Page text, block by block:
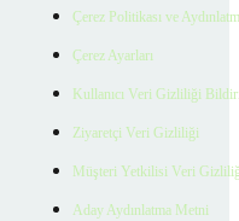
Çerez Politikası ve
Çerez Ayarları
Kullanıcı Veri Gizliliği
Ziyaretçi Veri Gizliliği
Müşteri Yetkilisi Veri
Aday Aydınlatma Metni